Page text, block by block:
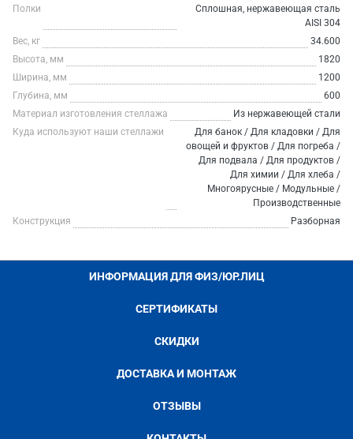
Полки
Сплошная, нержавеющая сталь
AISI 304
Вес, кг
34.600
Высота, мм
1820
Ширина, мм
1200
Глубина, мм
600
Материал изготовления стеллажа
Из нержавеющей стали
Куда используют наши стеллажи
Для банок / Для кладовки / Для
овощей и фруктов / Для погреба /
Для подвала / Для продуктов /
Для химии / Для хлеба /
Многоярусные / Модульные /
Производственные
Конструкция
Разборная
ИНФОРМАЦИЯ ДЛЯ ФИЗ/ЮР.ЛИЦ
СЕРТИФИКАТЫ
СКИДКИ
ДОСТАВКА И МОНТАЖ
ОТЗЫВЫ